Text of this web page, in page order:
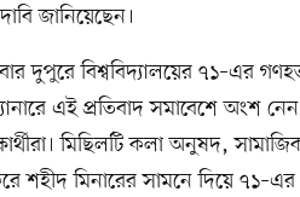
জানিয়েছেন।
বিশ্ববিদ্যালয়ের ৭১–এর গণহত্যা
এই প্রতিবাদ সমাবেশে অংশ
মিছিলটি কলা অনুষদ,
শহীদ মিনারের সামনে দিয়ে